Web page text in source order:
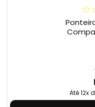
Até 12x